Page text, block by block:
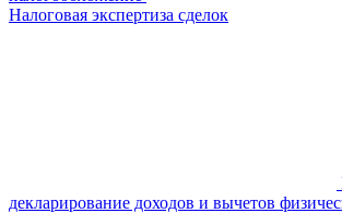
Налоговая экспертиза сделок
декларирование доходов и вычетов